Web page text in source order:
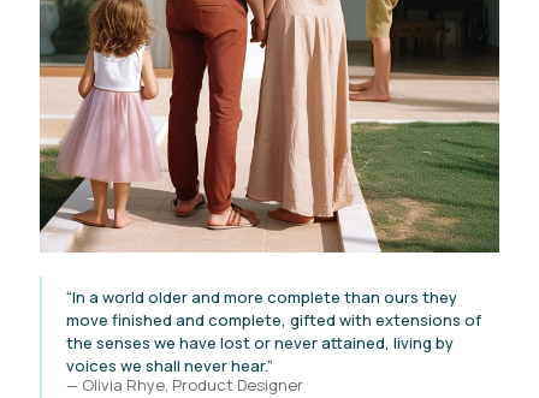
“In a world older and more complete than ours they
move finished and complete, gifted with extensions of
the senses we have lost or never attained, living by
voices we shall never hear.”
— Olivia Rhye, Product Designer